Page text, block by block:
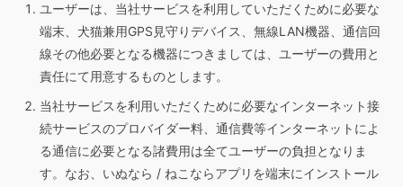
ユーザーは、当社サービスを利用していただくために必要な
端末、犬猫兼用GPS見守りデバイス、無線LAN機器、通信回
線その他必要となる機器につきましては、ユーザーの費用と
責任にて用意するものとします。
当社サービスを利用いただくために必要なインターネット接
続サービスのプロバイダー料、通信費等インターネットによ
る通信に必要となる諸費用は全てユーザーの負担となりま
す。なお、いぬなら / ねこならアプリを端末にインストール